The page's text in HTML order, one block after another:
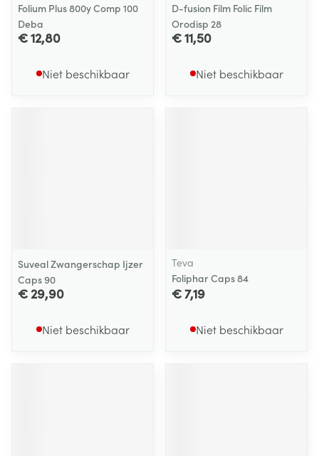
Folium Plus 800y Comp 100
Deba
€ 12,80
Niet beschikbaar
D-fusion Film Folic Film
Orodisp 28
€ 11,50
Niet beschikbaar
Suveal Zwangerschap Ijzer
Caps 90
€ 29,90
Niet beschikbaar
Teva
Foliphar Caps 84
€ 7,19
Niet beschikbaar